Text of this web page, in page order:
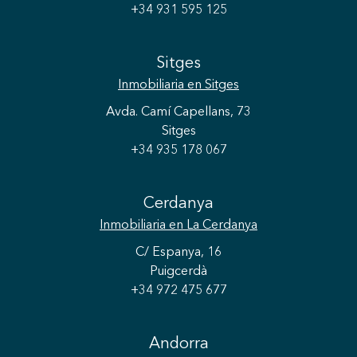
+34 931 595 125
Sitges
Inmobiliaria en Sitges
Avda. Camí Capellans, 73
Sitges
+34 935 178 067
Cerdanya
Inmobiliaria en La Cerdanya
C/ Espanya, 16
Puigcerdà
+34 972 475 677
Andorra